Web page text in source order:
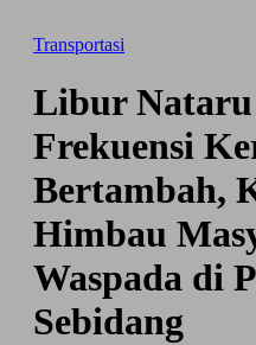
Transportasi
Libur Nataru
Frekuensi
Bertambah,
Himbau
Waspada di
Sebidang